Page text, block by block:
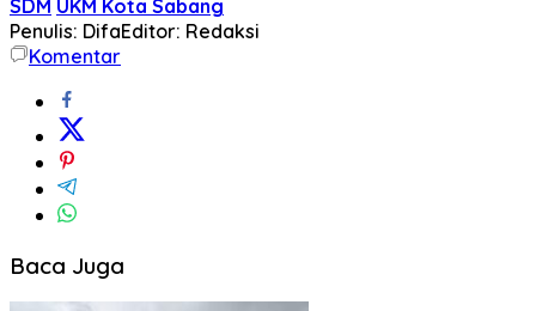
SDM UKM Kota Sabang
Penulis: DifaEditor: Redaksi
Komentar
Baca Juga